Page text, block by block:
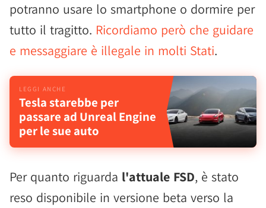
potranno usare lo smartphone o dormire per
tutto il tragitto. Ricordiamo però che guidare
e messaggiare è illegale in molti Stati.
Tesla starebbe per
passare ad Unreal Engine
per le sue auto
Per quanto riguarda l'attuale FSD, è stato
reso disponibile in versione beta verso la